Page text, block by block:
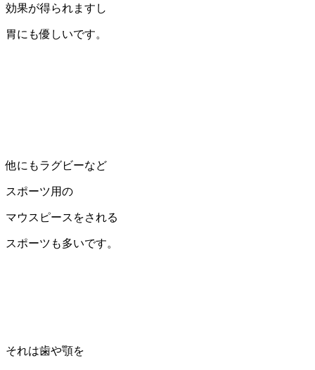
効果が得られますし
胃にも優しいです。
他にもラグビーなど
スポーツ用の
マウスピースをされる
スポーツも多いです。
それは歯や顎を